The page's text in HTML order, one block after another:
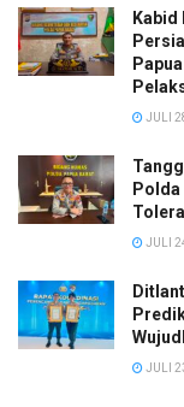
JULI
JULI
JULI